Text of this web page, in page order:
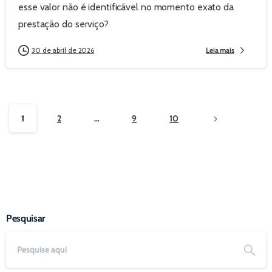
esse valor não é identificável no momento exato da
prestação do serviço?
30 de abril de 2026 Leia mais
1 2 … 9 10
Pesquisar